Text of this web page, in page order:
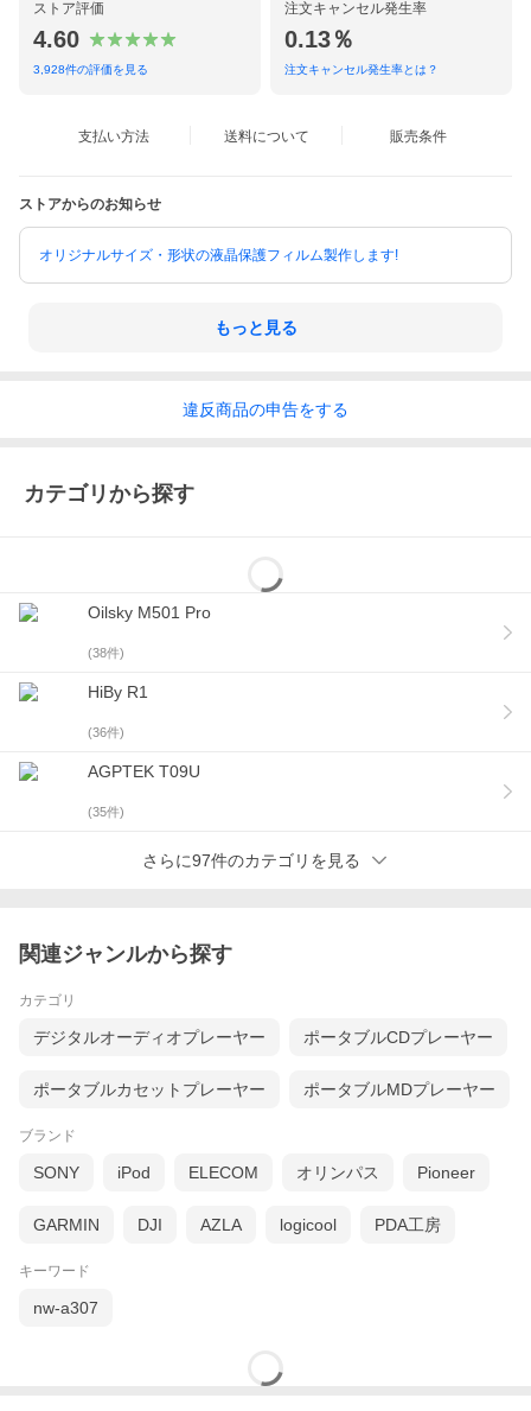
ストア評価
4.60
3,928件の評価を見る
注文キャンセル発生率
0.13％
注文キャンセル発生率とは？
支払い方法 送料について 販売条件
ストアからのお知らせ
オリジナルサイズ・形状の液晶保護フィルム製作します!
もっと見る
違反商品の申告をする
カテゴリから探す
Oilsky M501 Pro
(38件)
HiBy R1
(36件)
AGPTEK T09U
(35件)
さらに97件のカテゴリを見る
関連ジャンルから探す
カテゴリ
デジタルオーディオプレーヤー ポータブルCDプレーヤー
ポータブルカセットプレーヤー ポータブルMDプレーヤー
ブランド
SONY iPod ELECOM オリンパス Pioneer
GARMIN DJI AZLA logicool PDA工房
キーワード
nw-a307